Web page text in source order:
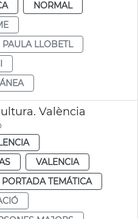
NORMAL
PAULA LLOBETL
València
VALENCIA
PORTADA TEMÁTICA